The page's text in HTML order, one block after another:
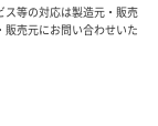
ス等の対応は製造元・販売
販売元にお問い合わせいた